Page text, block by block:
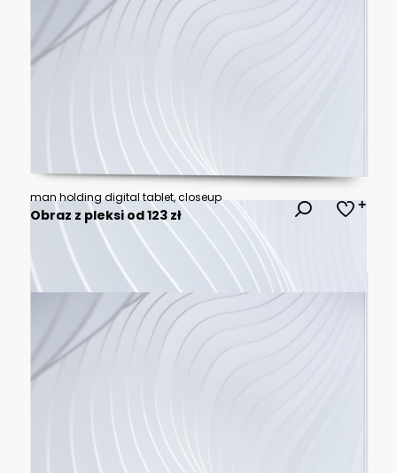
man holding digital tablet, closeup
Obraz z pleksi od 123 zł